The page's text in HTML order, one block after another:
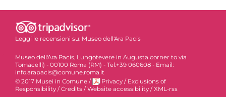
Leggi le recensioni su: Museo dell'Ara Pacis
Museo dell'Ara Pacis, Lungotevere in Augusta corner to via
Tomacelli) - 00100 Roma (RM) - Tel.+39 060608 - Email:
info.arapacis@comune.roma.it
© 2017 Musei in Comune / Privacy / Exclusions of
Responsibility /Credits /Website accessibility /XML-rss